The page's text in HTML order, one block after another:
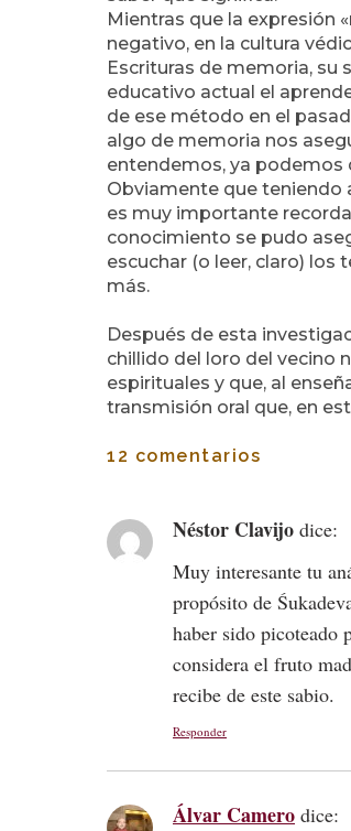
Mientras que la expresión
negativo, en la cultura
Escrituras de memoria, su
educativo actual el
de ese método en el
algo de memoria nos
entendemos, ya podemos
Obviamente que teniendo
es muy importante
conocimiento se pudo
escuchar (o leer, claro)
más.
Después de esta
chillido del loro del vecino
espirituales y que, al
transmisión oral que, en
12 comentarios
Néstor Clavijo dice:
Muy interesante tu
propósito de
haber sido picoteado
considera el fruto
recibe de este sabio.
Responder
Álvar Camero dice: